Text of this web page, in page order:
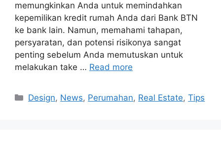
memungkinkan Anda untuk memindahkan
kepemilikan kredit rumah Anda dari Bank BTN
ke bank lain. Namun, memahami tahapan,
persyaratan, dan potensi risikonya sangat
penting sebelum Anda memutuskan untuk
melakukan take … Read more
Categories
Design, News, Perumahan, Real Estate,Tips